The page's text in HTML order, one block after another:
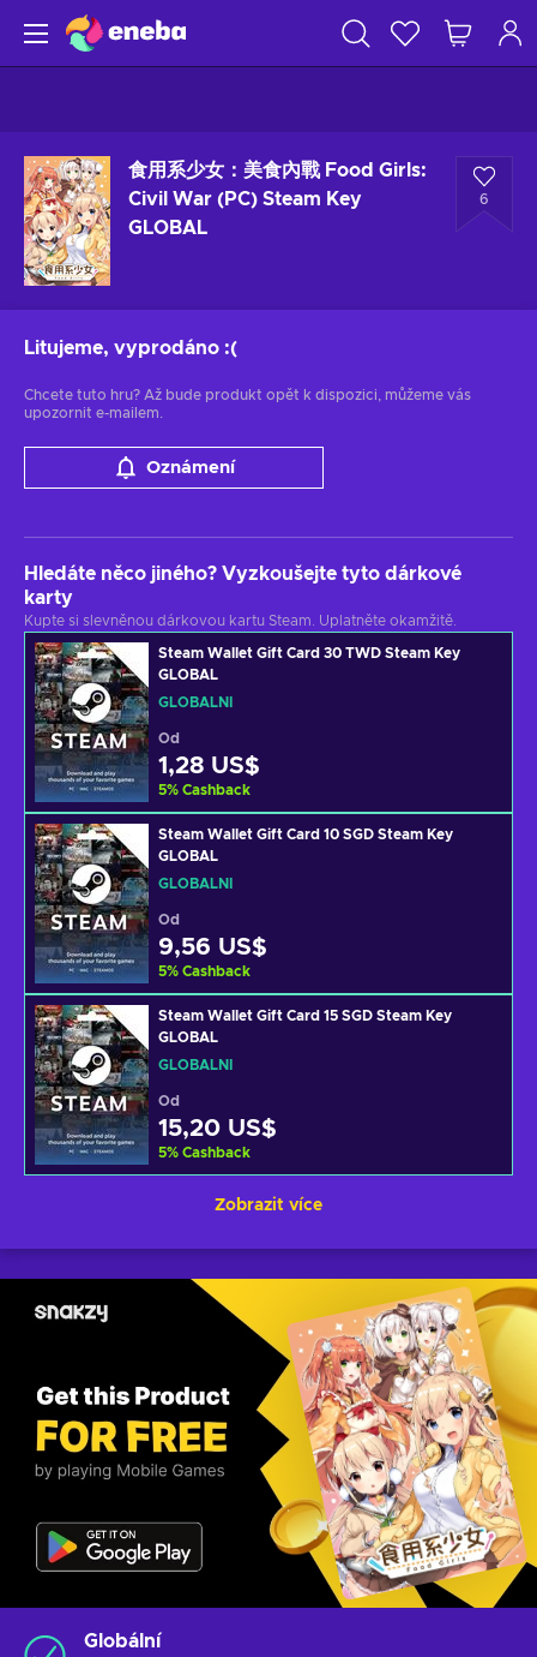
食用系少女：美食內戰 Food Girls:
Civil War (PC) Steam Key
GLOBAL
6
Litujeme, vyprodáno :(
Chcete tuto hru? Až bude produkt opět k dispozici, můžeme vás
upozornit e-mailem.
Oznámení
Hledáte něco jiného? Vyzkoušejte tyto dárkové
karty
Kupte si slevněnou dárkovou kartu Steam. Uplatněte okamžitě.
Steam Wallet Gift Card 30 TWD Steam Key
GLOBAL
GLOBÁLNÍ
Od
1,28 US$
5% Cashback
Steam Wallet Gift Card 10 SGD Steam Key
GLOBAL
GLOBÁLNÍ
Od
9,56 US$
5% Cashback
Steam Wallet Gift Card 15 SGD Steam Key
GLOBAL
GLOBÁLNÍ
Od
15,20 US$
5% Cashback
Zobrazit více
Globální